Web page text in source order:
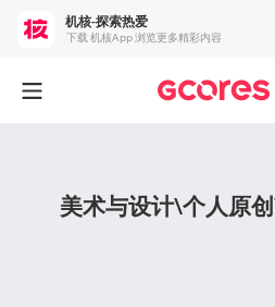
美术与设计\个人原
机核-探索热爱
下载 机核App 浏览更多精彩内容